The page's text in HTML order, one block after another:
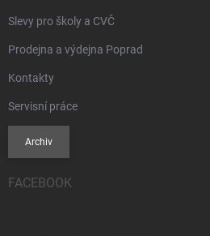
Slevy pro školy a CVČ
Prodejna a výdejna Poprad
Kontakty
Servisní práce
Archiv
FACEBOOK